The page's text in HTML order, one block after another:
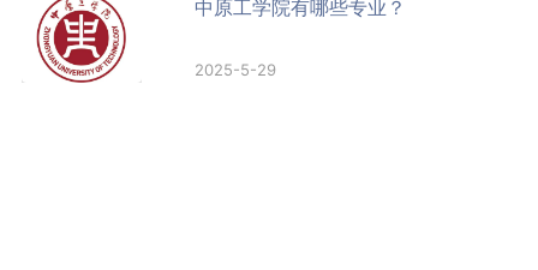
中原工学院有哪些专业？
2025-5-29